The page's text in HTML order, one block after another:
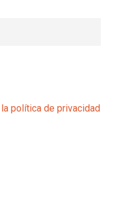
política de privacidad